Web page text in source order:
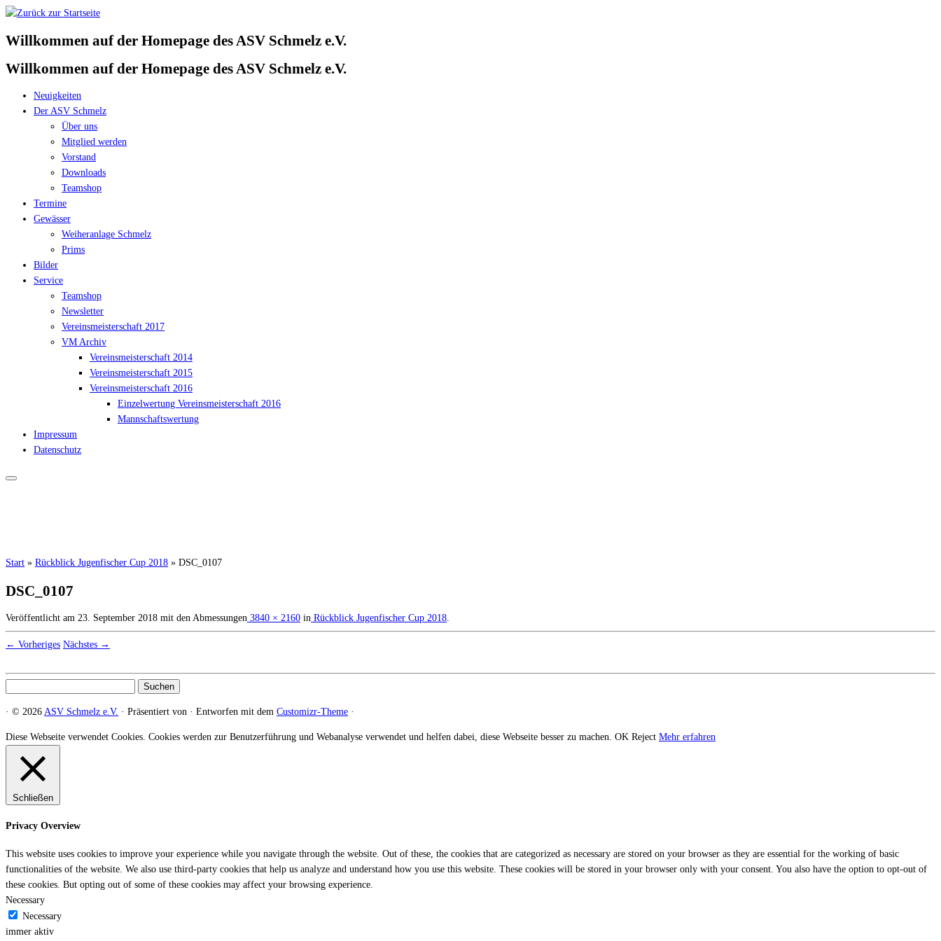
Zum
springen
Willkommen auf der Homepage des ASV Schmelz e.V.
Willkommen auf der Homepage des ASV Schmelz e.V.
Neuigkeiten
Der ASV Schmelz
Über uns
Mitglied werden
Vorstand
Downloads
Teamshop
Termine
Gewässer
Weiheranlage Schmelz
Prims
Bilder
Service
Teamshop
Newsletter
Vereinsmeisterschaft 2017
VM Archiv
Vereinsmeisterschaft 2014
Vereinsmeisterschaft 2015
Vereinsmeisterschaft 2016
Einzelwertung Vereinsmeisterschaft 2016
Mannschaftswertung
Impressum
Datenschutz
Start » Rückblick Jugenfischer Cup 2018 » DSC_0107
DSC_0107
Veröffentlicht am 23. September 2018 mit den Abmessungen 3840 × 2160 in Rückblick Jugenfischer Cup 2018.
← Vorheriges Nächstes →
· © 2026 ASV Schmelz e.V. · Präsentiert von · Entworfen mit dem Customizr-Theme ·
Diese Webseite verwendet Cookies. Cookies werden zur Benutzerführung und Webanalyse verwendet und helfen dabei, diese Webseite besser zu machen. OK Reject Mehr erfahren
Schließen
Privacy Overview
This website uses cookies to improve your experience while you navigate through the website. Out of these, the cookies that are categorized as necessary are stored on your browser as they are essential for the working of basic
functionalities of the website. We also use third-party cookies that help us analyze and understand how you use this website. These cookies will be stored in your browser only with your consent. You also have the option to opt-out of
these cookies. But opting out of some of these cookies may affect your browsing experience.
Necessary
Necessary
immer aktiv